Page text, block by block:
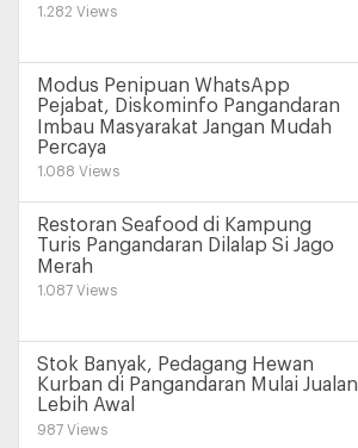
1.282 Views
Modus Penipuan WhatsApp
Pejabat, Diskominfo Pangandaran
Imbau Masyarakat Jangan Mudah
Percaya
1.088 Views
Restoran Seafood di Kampung
Turis Pangandaran Dilalap Si Jago
Merah
1.087 Views
Stok Banyak, Pedagang Hewan
Kurban di Pangandaran Mulai Jualan
Lebih Awal
987 Views